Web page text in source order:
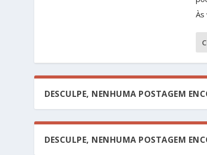
DESCULPE, NENHUMA POSTAGEM
DESCULPE, NENHUMA POSTAGEM